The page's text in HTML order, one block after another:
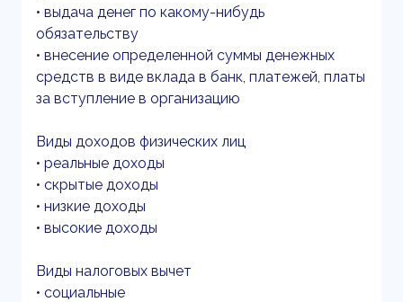
• выдача денег по какому-нибудь
обязательству
• внесение определенной суммы денежных
средств в виде вклада в банк, платежей, платы
за вступление в организацию
Виды доходов физических лиц
• реальные доходы
• скрытые доходы
• низкие доходы
• высокие доходы
Виды налоговых вычет
• социальные